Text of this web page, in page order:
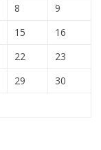
8
9
15
16
22
23
29
30